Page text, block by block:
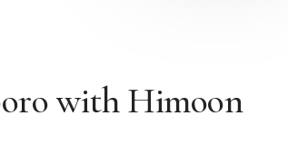
with Himoon